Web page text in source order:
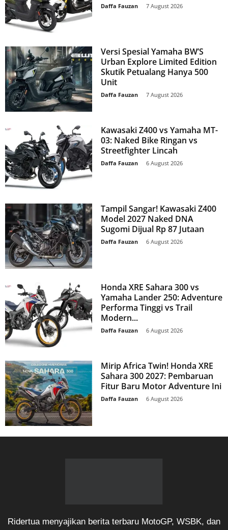
Daffa Fauzan 7 August 2026
Versi Spesial Yamaha BW’S
Urban Explore Limited Edition
Skutik Petualang Hanya 500
Unit
Daffa Fauzan 7 August 2026
Kawasaki Z400 vs Yamaha MT-
03: Naked Bike Ringan vs
Streetfighter Lincah
Daffa Fauzan 6 August 2026
Tampil Sangar! Kawasaki Z400
Model 2027 Naked DNA
Sugomi Dijual Rp 87 Jutaan
Daffa Fauzan 6 August 2026
Honda XRE Sahara 300 vs
Yamaha Lander 250: Adventure
Performa Tinggi vs Trail
Modern...
Daffa Fauzan 6 August 2026
Mirip Africa Twin! Honda XRE
Sahara 300 2027: Pembaruan
Fitur Baru Motor Adventure Ini
Daffa Fauzan 6 August 2026
Ridertua menyajikan berita terbaru MotoGP, WSBK, dan